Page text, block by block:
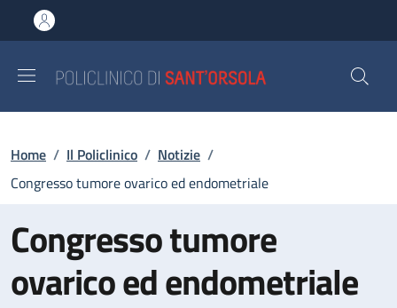
al contenuto principale
to footer content
Briciole di pane
Home / Il Policlinico / Notizie /
Congresso tumore ovarico ed endometriale
Congresso tumore
ovarico ed endometriale